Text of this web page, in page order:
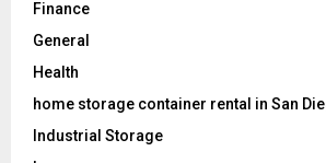
Finance
General
Health
home storage container rental in San
Industrial Storage